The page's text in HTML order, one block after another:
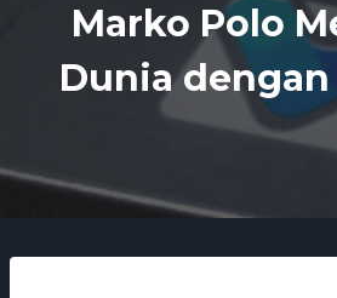
Marko Polo
Dunia